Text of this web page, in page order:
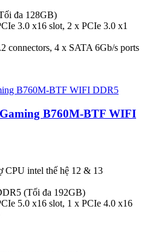
đa 128GB)
3.0 x16 slot, 2 x PCIe 3.0 x1
connectors, 4 x SATA 6Gb/s ports
B760M-BTF WIFI
CPU intel thế hệ 12 & 13
(Tối đa 192GB)
5.0 x16 slot, 1 x PCIe 4.0 x16